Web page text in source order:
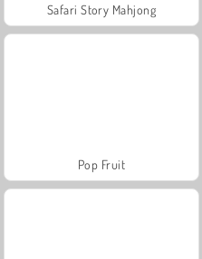
Safari Story Mahjong
Pop Fruit